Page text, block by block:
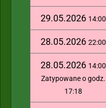
29.05.2026 14:00
28.05.2026 22:00
28.05.2026 14:00
Zatypowane o godz.
17:18